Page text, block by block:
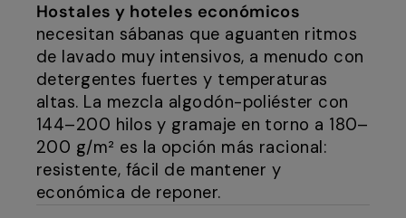
Hostales y hoteles económicos
necesitan sábanas que aguanten ritmos
de lavado muy intensivos, a menudo con
detergentes fuertes y temperaturas
altas. La mezcla algodón-poliéster con
144–200 hilos y gramaje en torno a 180–
200 g/m² es la opción más racional:
resistente, fácil de mantener y
económica de reponer.